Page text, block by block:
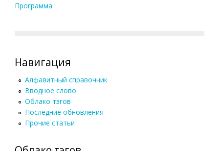
Программа
Навигация
Алфавитный справочник
Вводное слово
Облако тэгов
Последние обновления
Прочие статьи